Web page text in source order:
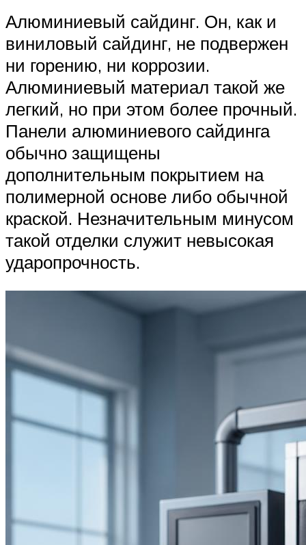
Алюминиевый сайдинг. Он, как и
виниловый сайдинг, не подвержен
ни горению, ни коррозии.
Алюминиевый материал такой же
легкий, но при этом более прочный.
Панели алюминиевого сайдинга
обычно защищены
дополнительным покрытием на
полимерной основе либо обычной
краской. Незначительным минусом
такой отделки служит невысокая
ударопрочность.